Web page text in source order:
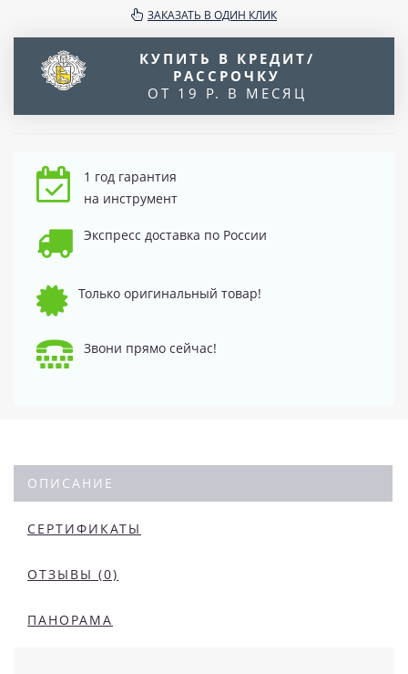
ЗАКАЗАТЬ В ОДИН КЛИК
КУПИТЬ В КРЕДИТ/
РАССРОЧКУ
ОТ 19 Р. В МЕСЯЦ
1 год гарантия
на инструмент
Экспресс доставка по России
Только оригинальный товар!
Звони прямо сейчас!
ОПИСАНИЕ
СЕРТИФИКАТЫ
ОТЗЫВЫ (0)
ПАНОРАМА